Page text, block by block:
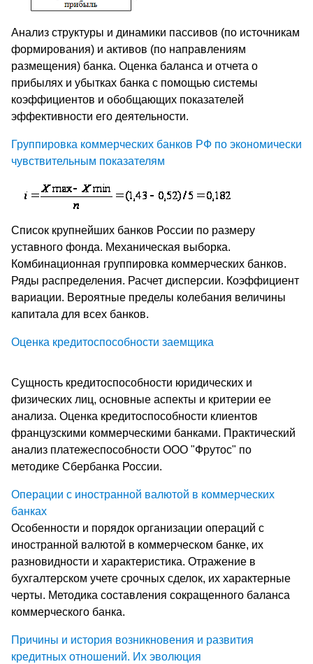
Анализ структуры и динамики пассивов (по источникам
формирования) и активов (по направлениям
размещения) банка. Оценка баланса и отчета о
прибылях и убытках банка с помощью системы
коэффициентов и обобщающих показателей
эффективности его деятельности.
Группировка коммерческих банков РФ по экономически
чувствительным показателям
Список крупнейших банков России по размеру
уставного фонда. Механическая выборка.
Комбинационная группировка коммерческих банков.
Ряды распределения. Расчет дисперсии. Коэффициент
вариации. Вероятные пределы колебания величины
капитала для всех банков.
Оценка кредитоспособности заемщика
Сущность кредитоспособности юридических и
физических лиц, основные аспекты и критерии ее
анализа. Оценка кредитоспособности клиентов
французскими коммерческими банками. Практический
анализ платежеспособности ООО "Фрутос" по
методике Сбербанка России.
Операции с иностранной валютой в коммерческих
банках
Особенности и порядок организации операций с
иностранной валютой в коммерческом банке, их
разновидности и характеристика. Отражение в
бухгалтерском учете срочных сделок, их характерные
черты. Методика составления сокращенного баланса
коммерческого банка.
Причины и история возникновения и развития
кредитных отношений. Их эволюция